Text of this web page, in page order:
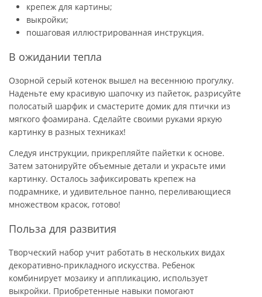
крепеж для картины;
выкройки;
пошаговая иллюстрированная инструкция.
В ожидании тепла
Озорной серый котенок вышел на весеннюю прогулку.
Наденьте ему красивую шапочку из пайеток, разрисуйте
полосатый шарфик и смастерите домик для птички из
мягкого фоамирана. Сделайте своими руками яркую
картинку в разных техниках!
Следуя инструкции, прикрепляйте пайетки к основе.
Затем затонируйте объемные детали и украсьте ими
картинку. Осталось зафиксировать крепеж на
подрамнике, и удивительное панно, переливающиеся
множеством красок, готово!
Польза для развития
Творческий набор учит работать в нескольких видах
декоративно-прикладного искусства. Ребенок
комбинирует мозаику и аппликацию, использует
выкройки. Приобретенные навыки помогают